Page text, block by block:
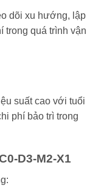
dõi xu hướng, lập
trong quá trình vận
suất cao với tuổi
phí bảo trì trong
D3-M2-X1